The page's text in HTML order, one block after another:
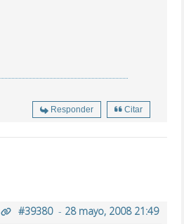
Responder Citar
#39380- 28 mayo, 2008 21:49